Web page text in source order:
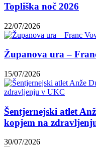
Topliška noč 2026
22/07/2026
Županova ura –
15/07/2026
Šentjernejski atlet
kopjem na
30/07/2026